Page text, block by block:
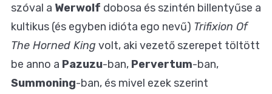
szóval a Werwolf dobosa és szintén billentyűse a
kultikus (és egyben idióta ego nevű) Trifixion Of
The Horned King volt, aki vezető szerepet töltött
be anno a Pazuzu-ban, Pervertum-ban,
Summoning-ban, és mivel ezek szerint